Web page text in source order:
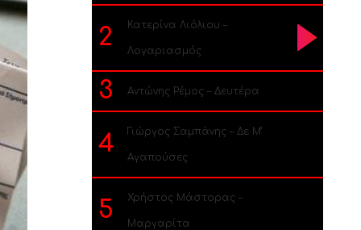
2 Κατερίνα Λιόλιου –
Λογαριασμός
3 Αντώνης Ρέμος – Δευτέρα
4 Γιώργος Σαμπάνης – Δε Μ’
Αγαπούσες
5 Χρήστος Μάστορας –
Μαργαρίτα